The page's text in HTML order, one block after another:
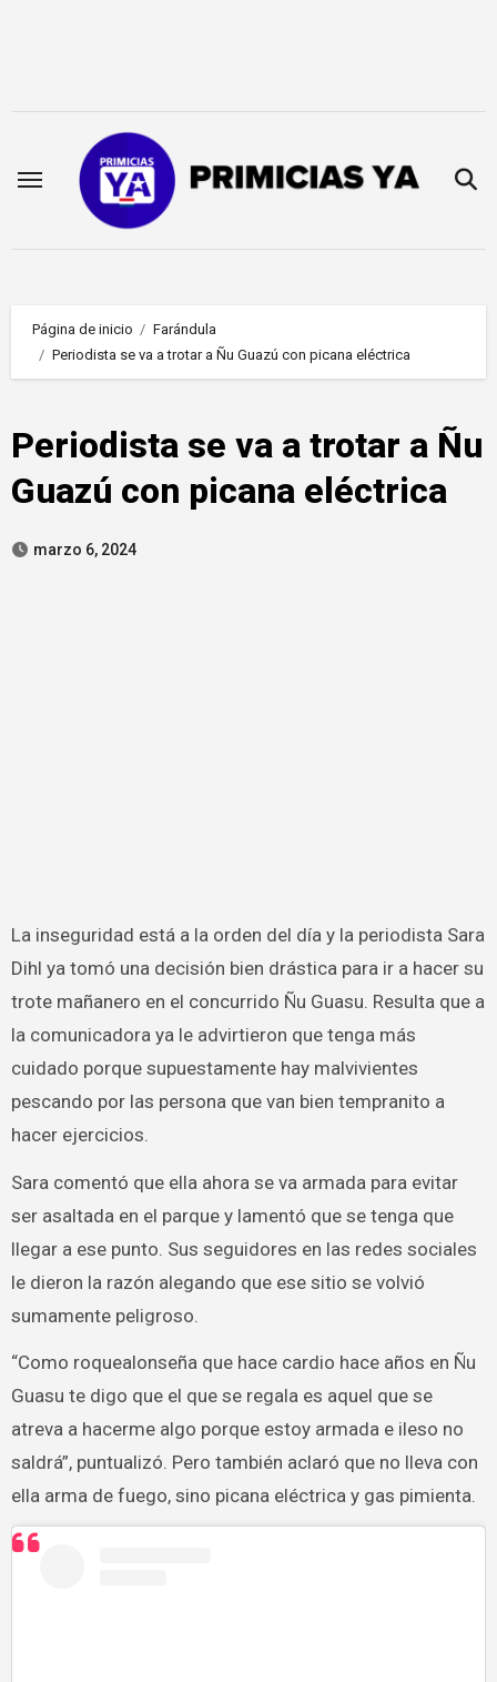
Página de inicio
Farándula
Periodista se va a trotar a Ñu Guazú con picana eléctrica
Periodista se va a trotar a Ñu
Guazú con picana eléctrica
marzo 6, 2024
La inseguridad está a la orden del día y la periodista Sara
Dihl ya tomó una decisión bien drástica para ir a hacer su
trote mañanero en el concurrido Ñu Guasu. Resulta que a
la comunicadora ya le advirtieron que tenga más
cuidado porque supuestamente hay malvivientes
pescando por las persona que van bien tempranito a
hacer ejercicios.
Sara comentó que ella ahora se va armada para evitar
ser asaltada en el parque y lamentó que se tenga que
llegar a ese punto. Sus seguidores en las redes sociales
le dieron la razón alegando que ese sitio se volvió
sumamente peligroso.
“Como roquealonseña que hace cardio hace años en Ñu
Guasu te digo que el que se regala es aquel que se
atreva a hacerme algo porque estoy armada e ileso no
saldrá”, puntualizó. Pero también aclaró que no lleva con
ella arma de fuego, sino picana eléctrica y gas pimienta.